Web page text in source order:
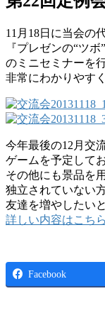
11月18日に当会の
『プレゼンの“ツ
のミニセミナーを
非常にわかりやす
今年最後の12月交
ゲームを予定して
その他にも景品を
独立されていない
友達を増やしたい
詳しい内容はこち
Facebook